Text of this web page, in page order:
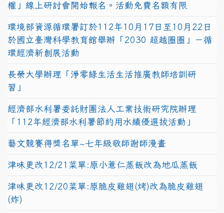
權」線上研討會開始報名。活動免費名額有限
環境部資源循環署訂於112年10月17日至10月22日
於國立臺灣科學教育館舉辦「2030 超越圈圈」－循
環經濟新創展活動
長榮大學辦理「淨零綠生活生活推廣教師培訓研
習」
經濟部水利署委託財團法人工業技術研究院辦理
「112年經濟部水利署節約用水績優選拔活動」
藝文競賽得獎名單~七年級敬師謝師漫畫
津味更改12/21菜單:原小薏仁蒸飯改為地瓜蒸飯
津味更改12/20菜單:原脆皮雞翅(烤)改為脆皮雞翅
(炸)